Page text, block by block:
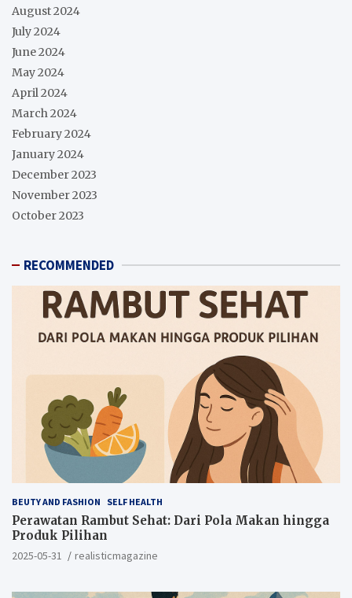
August 2024
July 2024
June 2024
May 2024
April 2024
March 2024
February 2024
January 2024
December 2023
November 2023
October 2023
RECOMMENDED
BEUTY AND FASHION SELF HEALTH
Perawatan Rambut Sehat: Dari Pola Makan hingga
Produk Pilihan
2025-05-31 realisticmagazine